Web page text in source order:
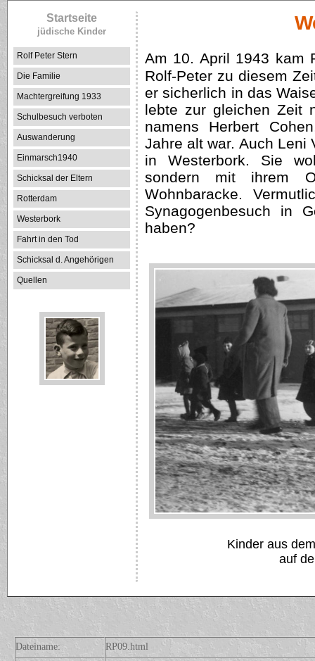
Startseite
jüdische Kinder
Rolf Peter Stern
Die Familie
Machtergreifung 1933
Schulbesuch verboten
Auswanderung
Einmarsch1940
Schicksal der Eltern
Rotterdam
Westerbork
Fahrt in den Tod
Schicksal d. Angehörigen
Quellen
Am 10. April 1943 kam
Rolf-Peter zu diesem
er sicherlich in das
lebte zur gleichen Zeit
namens Herbert
Jahre alt war. Auch Leni
in Westerbork. Sie
sondern mit ihrem
Wohnbaracke.
Synagogenbesuch in
haben?
Kinder aus
auf
Dateiname:
RP09.html